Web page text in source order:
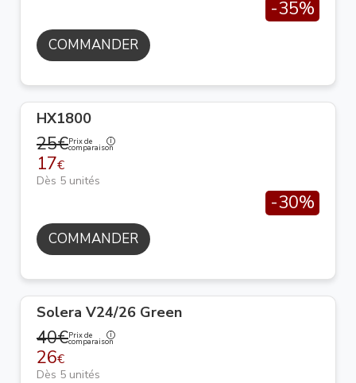
-35%
COMMANDER
HX1800
25€Prix de
comparaison
17€
Dès 5 unités
-30%
COMMANDER
Solera V24/26 Green
40€Prix de
comparaison
26€
Dès 5 unités